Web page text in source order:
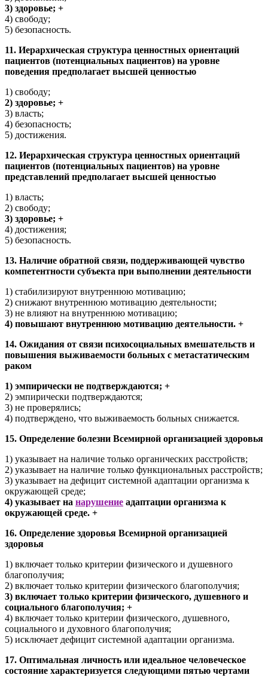
3) здоровье; +
4) свободу;
5) безопасность.
11. Иерархическая структура ценностных ориентаций
пациентов (потенциальных пациентов) на уровне
поведения предполагает высшей ценностью
1) свободу;
2) здоровье; +
3) власть;
4) безопасность;
5) достижения.
12. Иерархическая структура ценностных ориентаций
пациентов (потенциальных пациентов) на уровне
представлений предполагает высшей ценностью
1) власть;
2) свободу;
3) здоровье; +
4) достижения;
5) безопасность.
13. Наличие обратной связи, поддерживающей чувство
компетентности субъекта при выполнении деятельности
1) стабилизируют внутреннюю мотивацию;
2) снижают внутреннюю мотивацию деятельности;
3) не влияют на внутреннюю мотивацию;
4) повышают внутреннюю мотивацию деятельности. +
14. Ожидания от связи психосоциальных вмешательств и
повышения выживаемости больных с метастатическим
раком
1) эмпирически не подтверждаются; +
2) эмпирически подтверждаются;
3) не проверялись;
4) подтверждено, что выживаемость больных снижается.
15. Определение болезни Всемирной организацией здоровья
1) указывает на наличие только органических расстройств;
2) указывает на наличие только функциональных расстройств;
3) указывает на дефицит системной адаптации организма к
окружающей среде;
4) указывает на нарушение адаптации организма к
окружающей среде. +
16. Определение здоровья Всемирной организацией
здоровья
1) включает только критерии физического и душевного
благополучия;
2) включает только критерии физического благополучия;
3) включает только критерии физического, душевного и
социального благополучия; +
4) включает только критерии физического, душевного,
социального и духовного благополучия;
5) исключает дефицит системной адаптации организма.
17. Оптимальная личность или идеальное человеческое
состояние характеризуется следующими пятью чертами